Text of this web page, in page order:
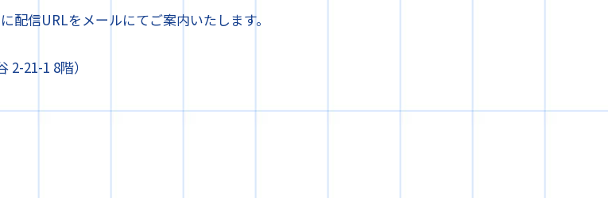
信URLをメールにてご案内いたします。
2-21-1 8階）